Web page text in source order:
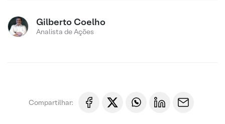
Gilberto Coelho
Analista de Ações
Compartilhar: